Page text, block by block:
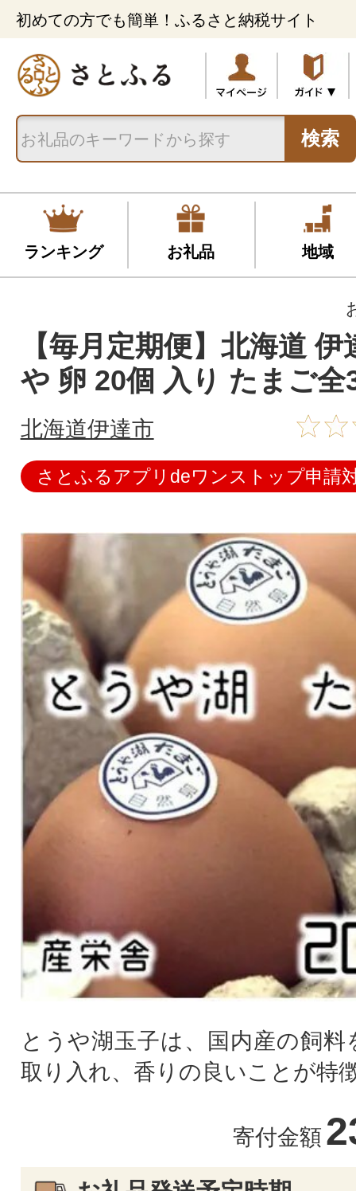
初めての方でも簡単！ふるさと納税サイト
検索
ランキング お礼品 地域
【毎月定期便】北海道
や 卵 20個 入り たまご全
北海道伊達市
さとふるアプリdeワンストップ申請
とうや湖玉子は、国内産の飼
取り入れ、香りの良いことが特
寄付金額